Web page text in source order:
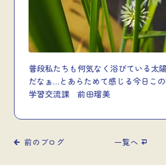
普段私たちも何気なく浴びている太
だなぁ…とあらためて感じる今日この
学習交流課 前田瑠美
前のブログ 一覧へ